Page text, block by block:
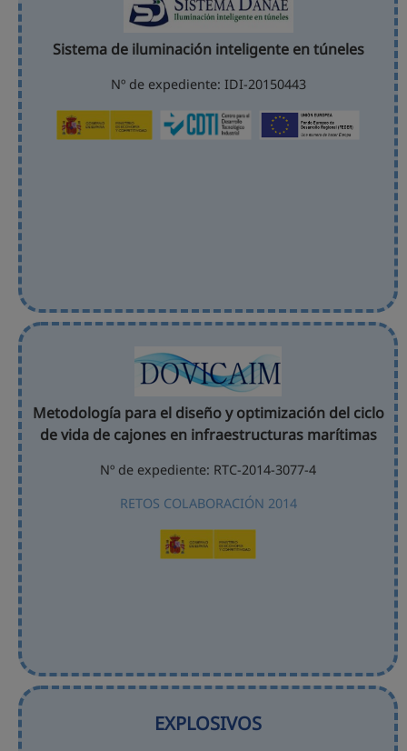
Sistema de iluminación inteligente en túneles
Nº de expediente: IDI-20150443
Metodología para el diseño y optimización del ciclo
de vida de cajones en infraestructuras marítimas
Nº de expediente: RTC-2014-3077-4
RETOS COLABORACIÓN 2014
EXPLOSIVOS